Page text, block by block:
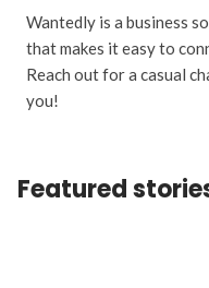
Wantedly is a business
that makes it easy to
Reach out for a casual
you!
Featured